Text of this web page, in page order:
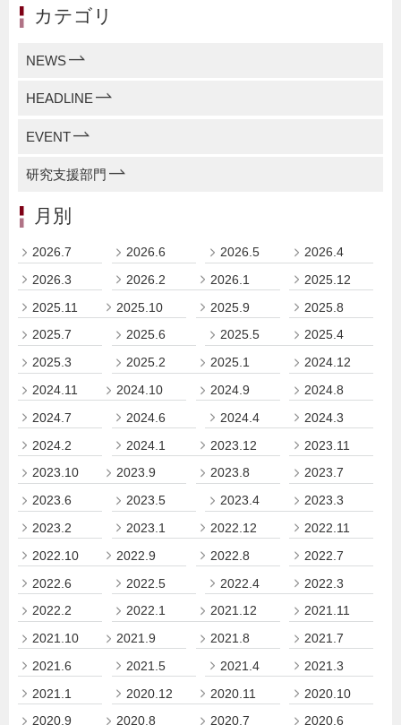
カテゴリ
NEWS
HEADLINE
EVENT
研究支援部門
月別
2026.7 2026.6 2026.5
2026.4
2026.3
2026.2 2026.1
2025.12
2025.11
2025.10 2025.9
2025.8
2025.7
2025.6 2025.5
2025.4
2025.3
2025.2 2025.1
2024.12
2024.11
2024.10 2024.9
2024.8
2024.7
2024.6 2024.4
2024.3
2024.2
2024.1 2023.12
2023.11
2023.10
2023.9 2023.8
2023.7
2023.6
2023.5 2023.4
2023.3
2023.2
2023.1 2022.12
2022.11
2022.10
2022.9 2022.8
2022.7
2022.6
2022.5 2022.4
2022.3
2022.2
2022.1 2021.12
2021.11
2021.10
2021.9 2021.8
2021.7
2021.6
2021.5 2021.4
2021.3
2021.1
2020.12 2020.11
2020.10
2020.9
2020.8 2020.7
2020.6